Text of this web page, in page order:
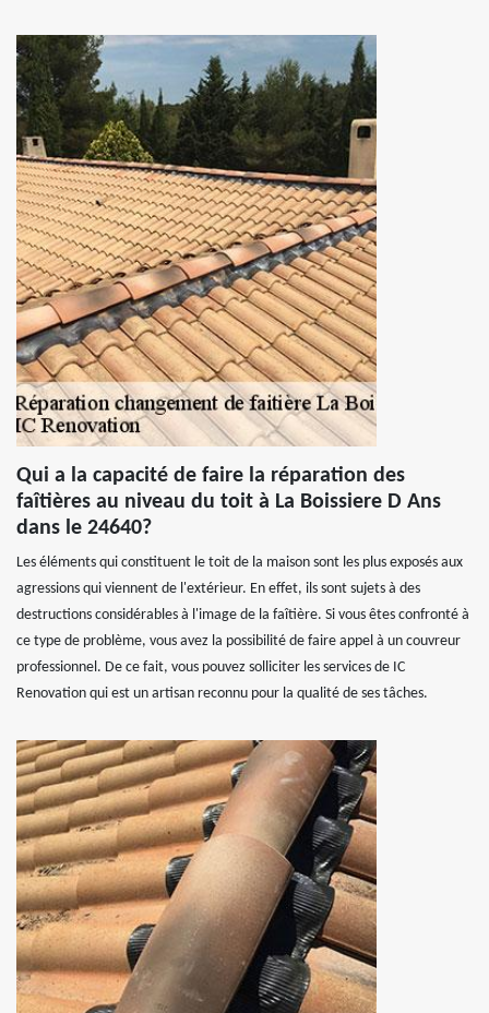
Qui a la capacité de faire la réparation des
faîtières au niveau du toit à La Boissiere D Ans
dans le 24640?
Les éléments qui constituent le toit de la maison sont les plus exposés aux
agressions qui viennent de l'extérieur. En effet, ils sont sujets à des
destructions considérables à l'image de la faîtière. Si vous êtes confronté à
ce type de problème, vous avez la possibilité de faire appel à un couvreur
professionnel. De ce fait, vous pouvez solliciter les services de IC
Renovation qui est un artisan reconnu pour la qualité de ses tâches.